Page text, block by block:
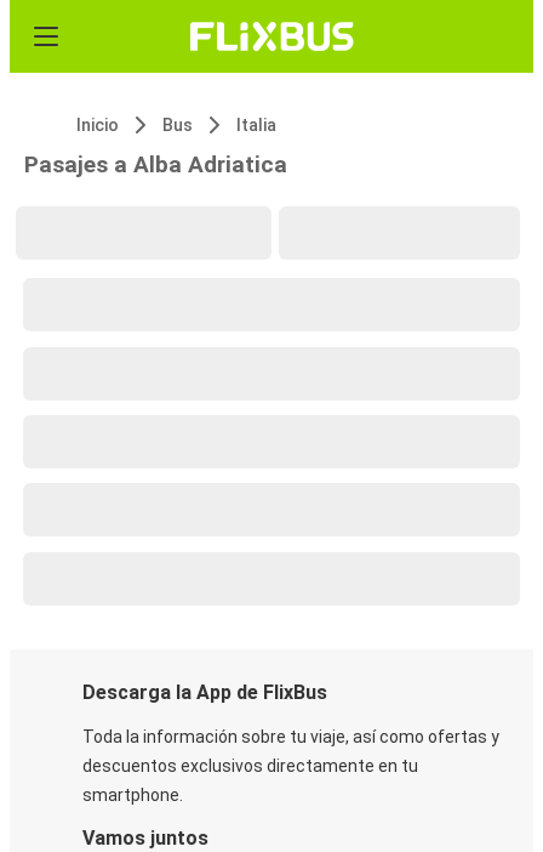
Inicio Bus Italia
Pasajes a Alba Adriatica
Descarga la App de FlixBus
Toda la información sobre tu viaje, así como ofertas y
descuentos exclusivos directamente en tu
smartphone.
Vamos juntos